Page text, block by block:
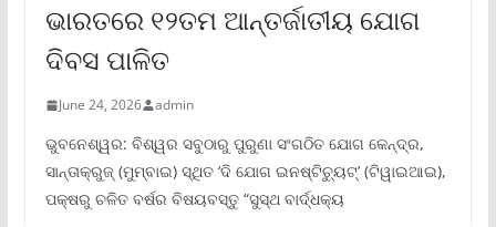
ଭାରତରେ ୧୨ତମ ଆନ୍ତର୍ଜାତୀୟ ଯୋଗ
ଦିବସ ପାଳିତ
June 24, 2026 admin
ଭୁବନେଶ୍ୱର: ବିଶ୍ୱର ସବୁଠାରୁ ପୁରୁଣା ସଂଗଠିତ ଯୋଗ କେନ୍ଦ୍ର,
ସାନ୍ତାକ୍ରୁଜ୍ (ମୁମ୍ବାଇ) ସ୍ଥିତ ‘ଦି ଯୋଗ ଇନଷ୍ଟିଚ୍ୟୁଟ୍‌’ (ଟିୱାଇଆଇ),
ପକ୍ଷରୁ ଚଳିତ ବର୍ଷର ବିଷୟବସ୍ତୁ “ସୁସ୍ଥ ବାର୍ଦ୍ଧକ୍ୟ